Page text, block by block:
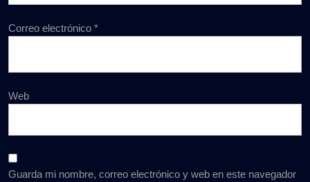
Correo electrónico *
Web
Guarda mi nombre, correo electrónico y web en este navegador